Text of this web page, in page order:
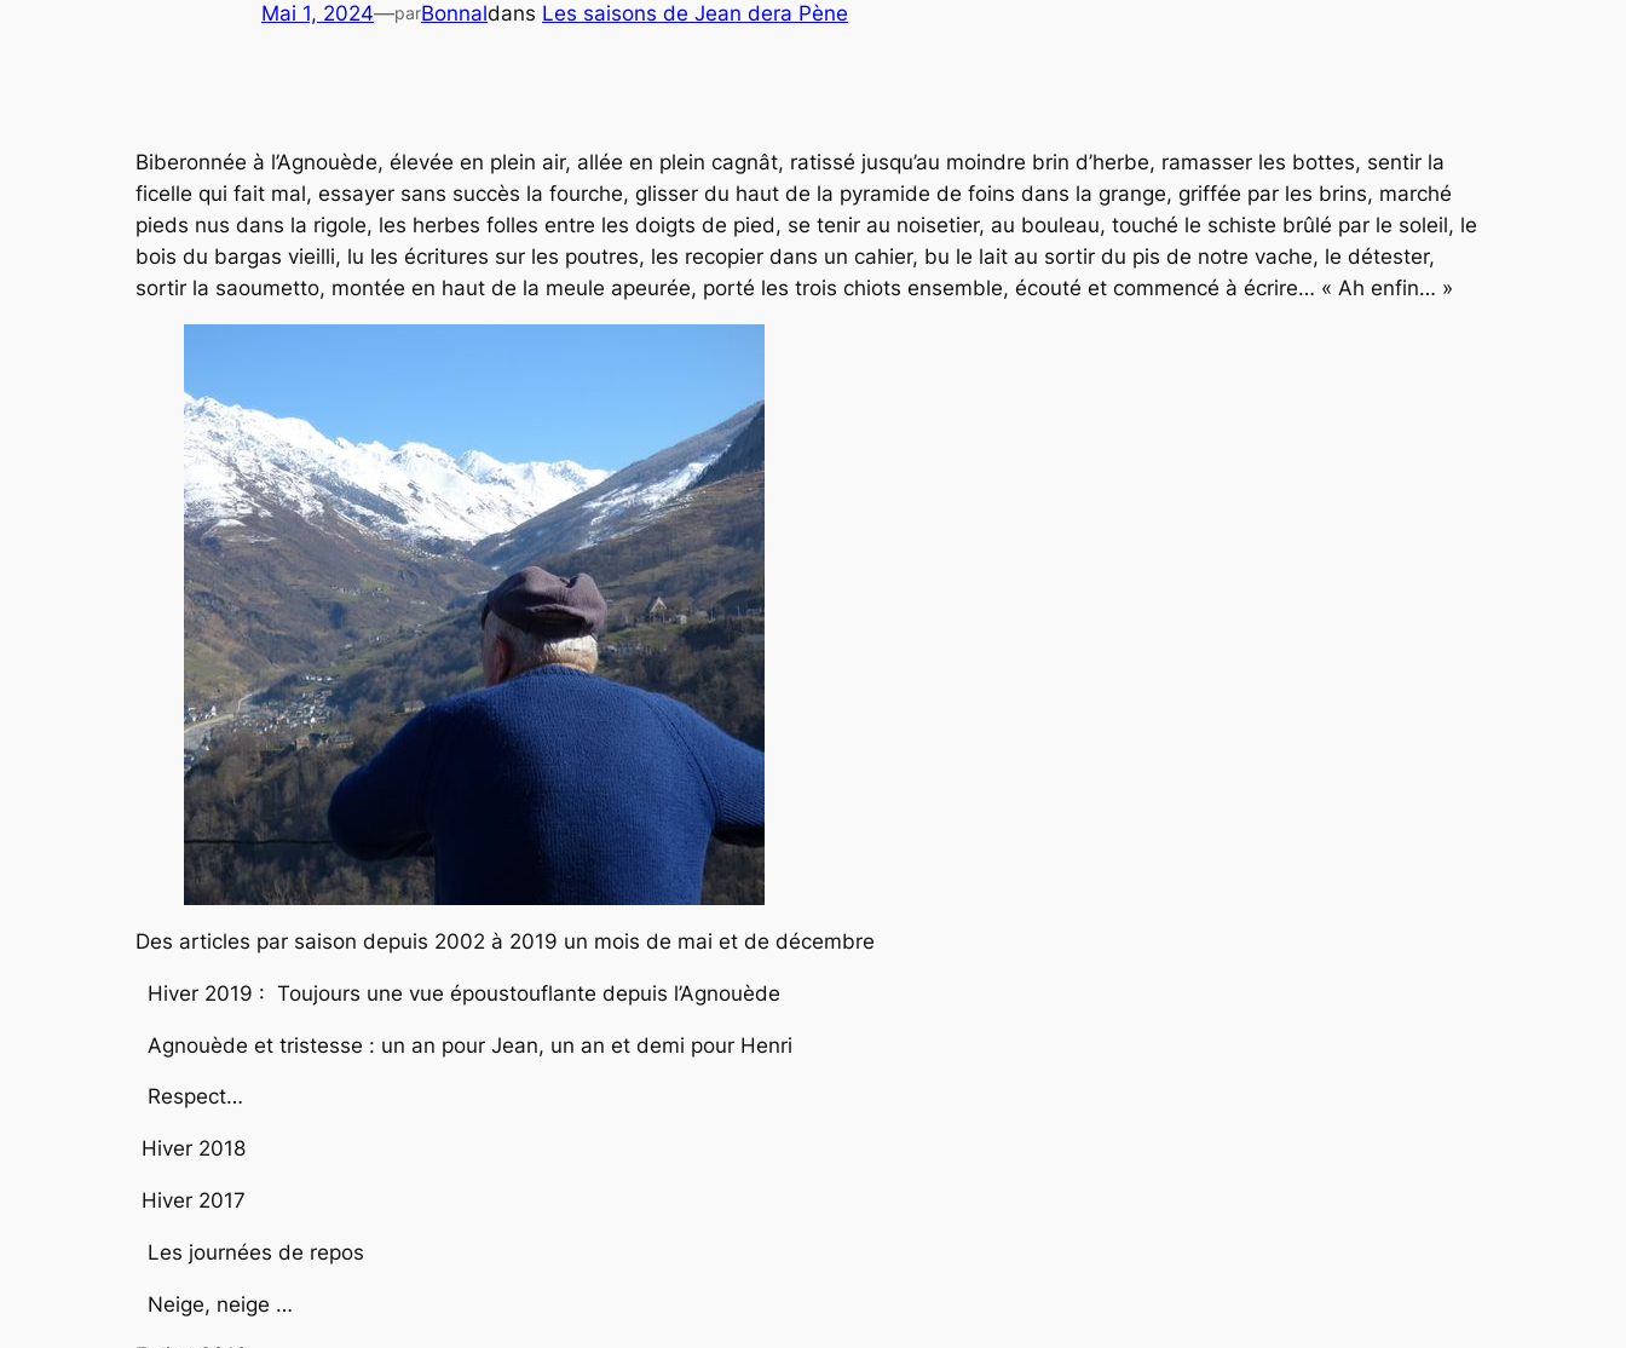
Mai 1, 2024—parBonnaldans Les saisons de Jean dera Pène
Biberonnée à l’Agnouède, élevée en plein air, allée en plein cagnât, ratissé jusqu’au moindre brin d’herbe, ramasser les bottes, sentir la
ficelle qui fait mal, essayer sans succès la fourche, glisser du haut de la pyramide de foins dans la grange, griffée par les brins, marché
pieds nus dans la rigole, les herbes folles entre les doigts de pied, se tenir au noisetier, au bouleau, touché le schiste brûlé par le soleil, le
bois du bargas vieilli, lu les écritures sur les poutres, les recopier dans un cahier, bu le lait au sortir du pis de notre vache, le détester,
sortir la saoumetto, montée en haut de la meule apeurée, porté les trois chiots ensemble, écouté et commencé à écrire… « Ah enfin… »
Des articles par saison depuis 2002 à 2019 un mois de mai et de décembre
Hiver 2019 : Toujours une vue époustouflante depuis l’Agnouède
Agnouède et tristesse : un an pour Jean, un an et demi pour Henri
Respect…
Hiver 2018
Hiver 2017
Les journées de repos
Neige, neige …